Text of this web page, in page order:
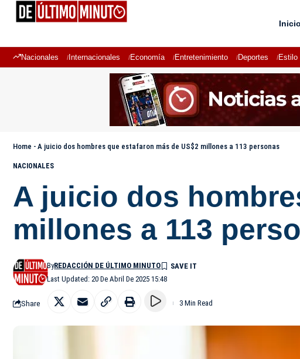
Inicio
Nacionales Internacionales Economía Entretenimiento Deportes Estilo
Home - A juicio dos hombres que estafaron más de US$2 millones a 113 personas
NACIONALES
A juicio dos
millones a 113
Last Updated: 20 De Abril De 2025 15:48
ByREDACCIÓN DE ÚLTIMO MINUTO
Share 3 Min Read